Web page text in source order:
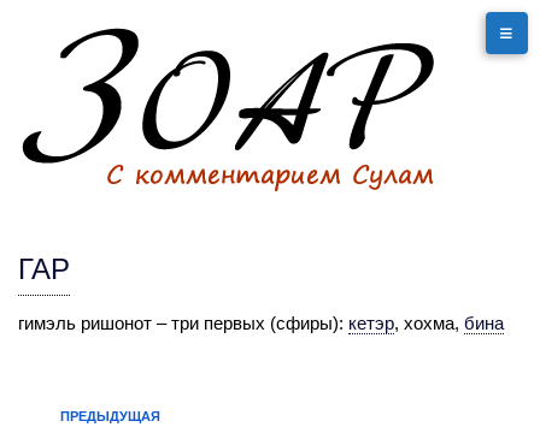
ГАР
гимэль ришонот – три первых (сфиры): кетэр, хохма, бина
ПРЕДЫДУЩАЯ